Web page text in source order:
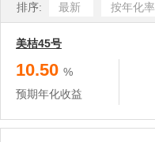
排序: 最新 按年化率
美桔45号
10.50 %
预期年化收益